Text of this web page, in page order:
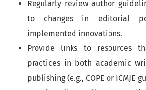
Regularly review author
to changes in editorial
implemented innovations.
Provide links to resources
practices in both academic
publishing (e.g., COPE or ICMJE